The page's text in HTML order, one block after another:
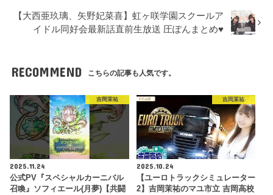
【大西亜玖璃、矢野妃菜喜】虹ヶ咲学園スクールア
イドル同好会最新話直前生放送 圧ぽんまとめ♥︎
RECOMMEND こちらの記事も人気です。
吉岡茉祐
2025.11.24
公式PV『スペシャルカーニバル
召喚』ソフィエール(月夢)【共闘
吉岡茉祐
2025.10.24
【ユーロトラックシミュレーター
2】吉岡茉祐のマユ市立 吉岡高校